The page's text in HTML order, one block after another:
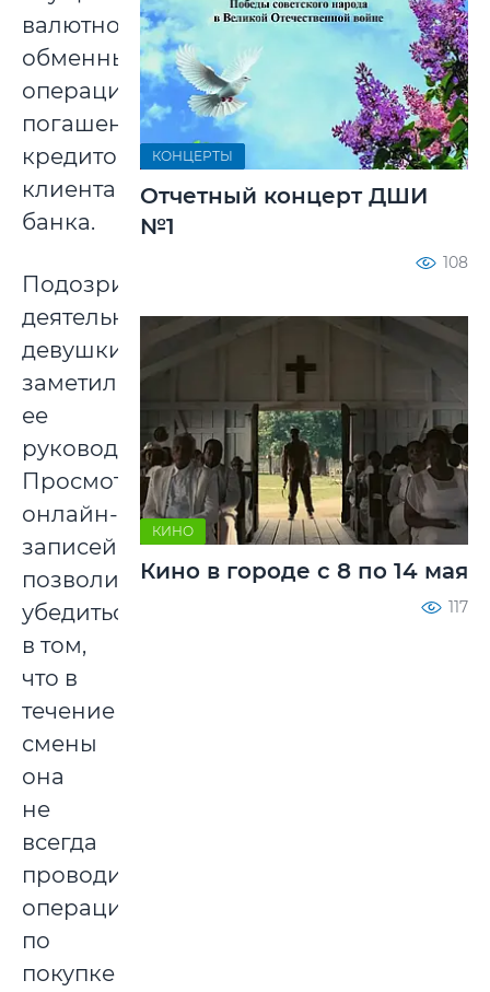
валютно-
обменных
операций,
погашение
кредитов
клиентами
банка.
Подозрительную
деятельность
девушки
заметило
ее
руководство.
Просмотр
онлайн-
записей
позволил
убедиться
в том,
что в
течение
смены
она
не
всегда
проводила
операции
по
покупке
КОНЦЕРТЫ
Отчетный концерт ДШИ
№1
108
КИНО
Кино в городе с 8 по 14 мая
117